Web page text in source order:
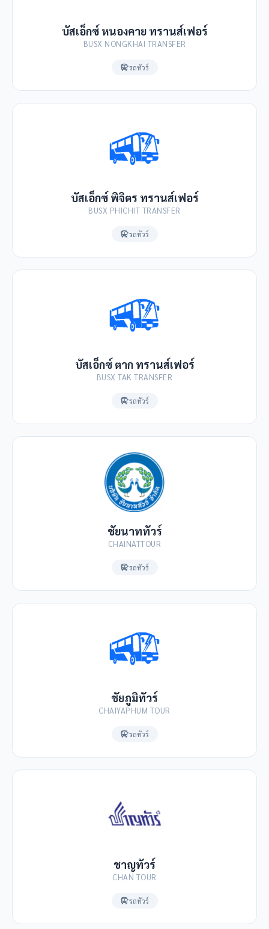
บัสเอ็กซ์ หนองคาย ทรานส์เฟอร์
BUSX NONGKHAI TRANSFER
รถทัวร์
บัสเอ็กซ์ พิจิตร ทรานส์เฟอร์
BUSX PHICHIT TRANSFER
รถทัวร์
บัสเอ็กซ์ ตาก ทรานส์เฟอร์
BUSX TAK TRANSFER
รถทัวร์
ชัยนาททัวร์
CHAINATTOUR
รถทัวร์
ชัยภูมิทัวร์
CHAIYAPHUM TOUR
รถทัวร์
ชาญทัวร์
CHAN TOUR
รถทัวร์